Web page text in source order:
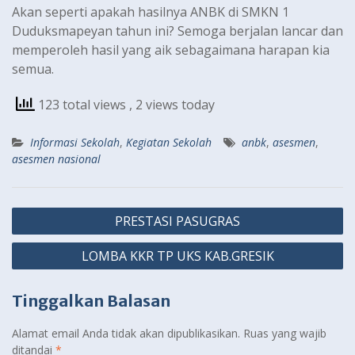
Akan seperti apakah hasilnya ANBK di SMKN 1
Duduksmapeyan tahun ini? Semoga berjalan lancar dan
memperoleh hasil yang aik sebagaimana harapan kia
semua.
123 total views , 2 views today
Informasi Sekolah, Kegiatan Sekolah anbk, asesmen,
asesmen nasional
Navigasi
pos
PRESTASI PASUGRAS
LOMBA KKR TP UKS KAB.GRESIK
Tinggalkan Balasan
Alamat email Anda tidak akan dipublikasikan. Ruas yang wajib
ditandai *